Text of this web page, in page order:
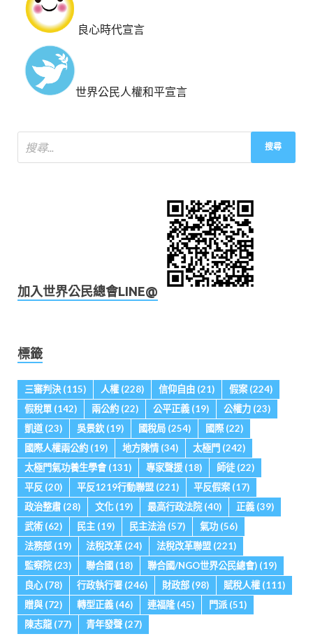
良心時代宣言
世界公民人權和平宣言
加入世界公民總會LINE@
標籤
三審判決(115) 人權(228) 信仰自由 (21) 假案(224)
假稅單 (142) 兩公約 (22) 公平正義 (19) 公權力 (23)
凱道(23) 吳景欽 (19) 國稅局 (254) 國際(22)
國際人權兩公約 (19) 地方陳情(34) 太極門 (242)
太極門氣功養生學會(131) 專家聲援(18) 師徒(22)
平反 (20) 平反1219行動聯盟 (221) 平反假案(17)
政治整肅 (28) 文化 (19) 最高行政法院(40) 正義 (39)
武術(62) 民主 (19) 民主法治 (57) 氣功 (56)
法務部 (19) 法稅改革 (24) 法稅改革聯盟 (221)
監察院(23) 聯合國 (18) 聯合國/NGO世界公民總會) (19)
良心(78) 行政執行署 (246) 財政部 (98) 賦稅人權(111)
贈與(72) 轉型正義 (46) 連福隆(45) 門派(51)
陳志龍(77) 青年發聲 (27)